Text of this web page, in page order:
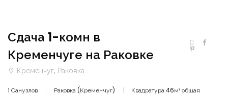
Сдача 1-комн в
Кременчуге на Раковке
Кременчуг, Раковка
1 Санузлов Раковка (Кременчуг) Квадратура 46м² общая